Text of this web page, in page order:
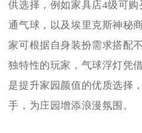
供选择，例如家具店4级可
通气球，以及埃里克斯神秘
家可根据自身装扮需求搭配
独特性的玩家，气球浮灯凭
是提升家园颜值的优质选择
手，为庄园增添浪漫氛围。